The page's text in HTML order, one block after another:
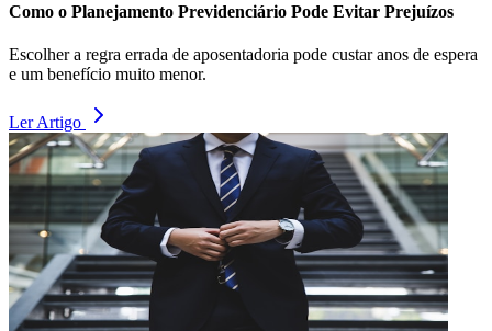
Como o Planejamento Previdenciário Pode Evitar Prejuízos
Escolher a regra errada de aposentadoria pode custar anos de espera
e um benefício muito menor.
Ler Artigo